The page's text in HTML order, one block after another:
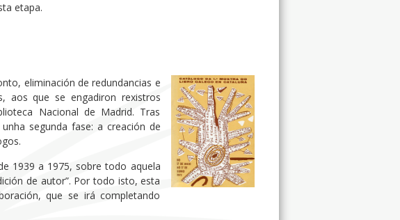
etapa.
eliminación de redundancias e
aos que se engadiron rexistros
Nacional de Madrid. Tras
segunda fase: a creación de
1939 a 1975, sobre todo aquela
de autor”. Por todo isto, esta
que se irá completando